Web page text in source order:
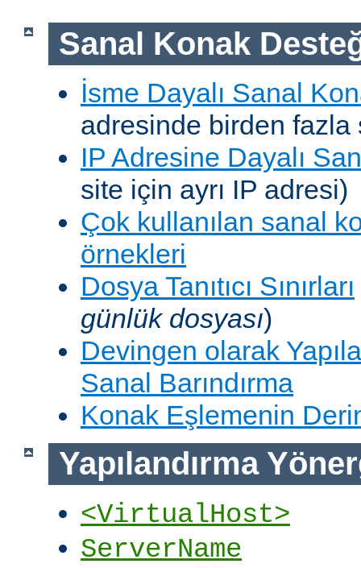
Sanal Konak
İsme Dayalı Sanal
adresinde birden fazla
IP Adresine Dayalı
site için ayrı IP adresi)
Çok kullanılan sanal
örnekleri
Dosya Tanıtıcı Sınırları
günlük dosyası)
Devingen olarak
Sanal Barındırma
Konak Eşlemenin
Yapılandırma
<VirtualHost>
ServerName